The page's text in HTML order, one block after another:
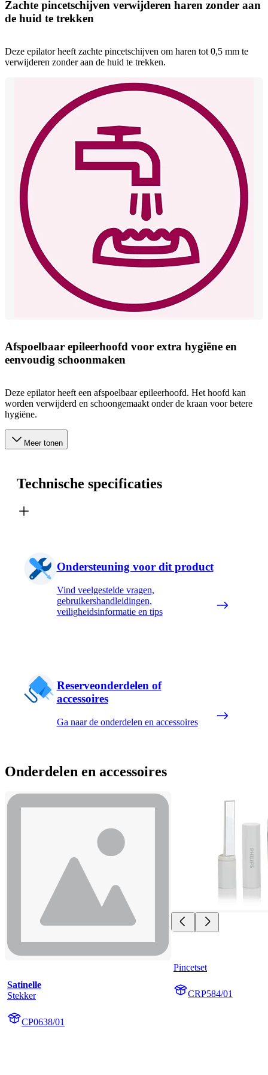
Zachte pincetschijven verwijderen haren zonder aan
de huid te trekken
Deze epilator heeft zachte pincetschijven om haren tot 0,5 mm te
verwijderen zonder aan de huid te trekken.
Afspoelbaar epileerhoofd voor extra hygiëne en
eenvoudig schoonmaken
Deze epilator heeft een afspoelbaar epileerhoofd. Het hoofd kan
worden verwijderd en schoongemaakt onder de kraan voor betere
hygiëne.
Meer tonen
Technische specificaties
Ondersteuning voor dit product
Vind veelgestelde vragen,
gebruikershandleidingen,
veiligheidsinformatie en tips
Reserveonderdelen of
accessoires
Ga naar de onderdelen en accessoires
Onderdelen en accessoires
Satinelle
Stekker
CP0638/01
Pincetset
CRP584/01